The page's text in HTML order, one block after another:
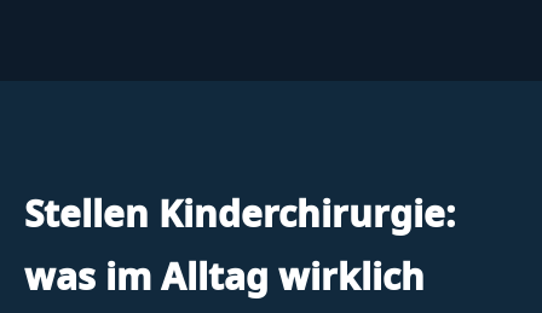
Stellen Kinderchirurgie:
was im Alltag wirklich